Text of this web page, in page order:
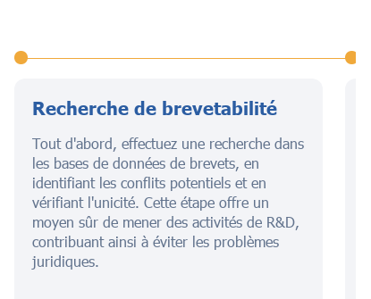
Recherche de brevetabilité
Tout d'abord, effectuez une recherche dans
les bases de données de brevets, en
identifiant les conflits potentiels et en
vérifiant l'unicité. Cette étape offre un
moyen sûr de mener des activités de R&D,
contribuant ainsi à éviter les problèmes
juridiques.